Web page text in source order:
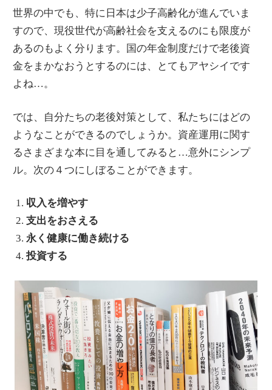
世界の中でも、特に日本は少子高齢化が進んでいま
すので、現役世代が高齢社会を支えるのにも限度が
あるのもよく分ります。国の年金制度だけで老後資
金をまかなおうとするのには、とてもアヤシイです
よね…。
では、自分たちの老後対策として、私たちにはどの
ようなことができるのでしょうか。資産運用に関す
るさまざまな本に目を通してみると…意外にシンプ
ル。次の４つにしぼることができます。
収入を増やす
支出をおさえる
永く健康に働き続ける
投資する